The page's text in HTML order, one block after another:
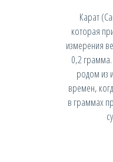
Карат
которая
измерения
0,2
родом из
времен,
в граммах